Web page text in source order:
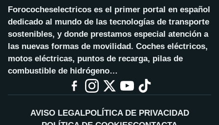
Forococheselectricos es el primer portal en español
dedicado al mundo de las tecnologías de transporte
sostenibles, y donde prestamos especial atención a
las nuevas formas de movilidad. Coches eléctricos,
motos eléctricas, puntos de recarga, pilas de
combustible de hidrógeno…
AVISO LEGALPOLÍTICA DE PRIVACIDAD